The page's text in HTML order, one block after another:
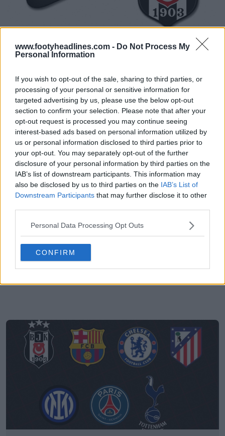
www.footyheadlines.com - Do Not Process My
Personal Information
If you wish to opt-out of the sale, sharing to third parties, or
processing of your personal or sensitive information for
targeted advertising by us, please use the below opt-out
section to confirm your selection. Please note that after your
opt-out request is processed you may continue seeing
interest-based ads based on personal information utilized by
us or personal information disclosed to third parties prior to
your opt-out. You may separately opt-out of the further
disclosure of your personal information by third parties on the
IAB’s list of downstream participants. This information may
also be disclosed by us to third parties on the IAB’s List of
Downstream Participants that may further disclose it to other
Personal Data Processing Opt Outs
CONFIRM
El Beşiktaş lanzará la cuarta camiseta Nike 26-37
categorías [de élite]»
6 8 3.5K 19 de Jun de 2026